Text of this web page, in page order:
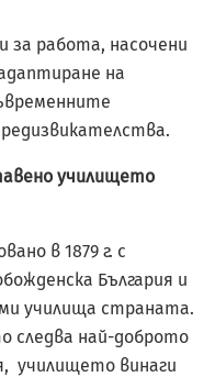
за работа, насочени
на
училището
в 1879 г. с
България и
училища страната.
следва най-доброто
училището винаги